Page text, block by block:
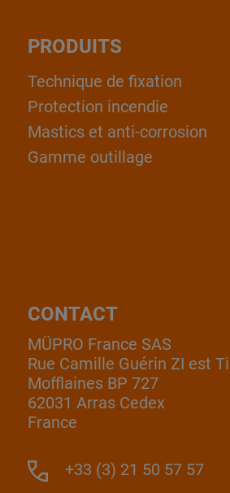
PRODUITS
Technique de fixation
Protection incendie
Mastics et anti-corrosion
Gamme outillage
CONTACT
MÜPRO France SAS
Rue Camille Guérin ZI est
Mofflaines BP 727
62031 Arras Cedex
France
+33 (3) 21 50 57 57